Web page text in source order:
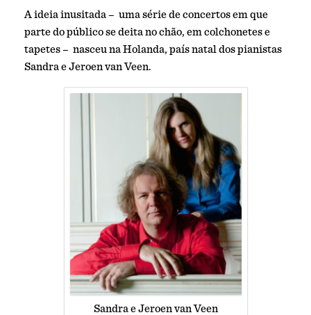
A ideia inusitada – uma série de concertos em que
parte do público se deita no chão, em colchonetes e
tapetes – nasceu na Holanda, país natal dos pianistas
Sandra e Jeroen van Veen.
Sandra e Jeroen van Veen